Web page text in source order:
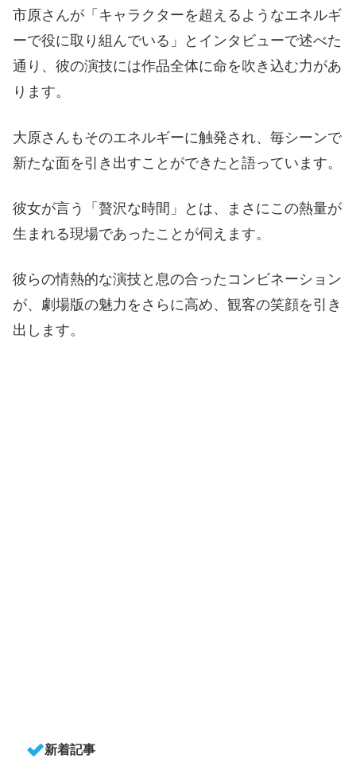
市原さんが「キャラクターを超えるようなエネルギ
ーで役に取り組んでいる」とインタビューで述べた
通り、彼の演技には作品全体に命を吹き込む力があ
ります。
大原さんもそのエネルギーに触発され、毎シーンで
新たな面を引き出すことができたと語っています。
彼女が言う「贅沢な時間」とは、まさにこの熱量が
生まれる現場であったことが伺えます。
彼らの情熱的な演技と息の合ったコンビネーション
が、劇場版の魅力をさらに高め、観客の笑顔を引き
出します。
新着記事